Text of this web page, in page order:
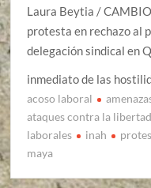
Laura Beytia /
protesta en rechazo al
delegación sindical en
inmediato de las
acoso laboral
ataques contra la
laborales
inah
maya